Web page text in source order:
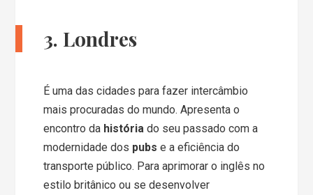
3. Londres
É uma das cidades para fazer intercâmbio
mais procuradas do mundo. Apresenta o
encontro da história do seu passado com a
modernidade dos pubs e a eficiência do
transporte público. Para aprimorar o inglês no
estilo britânico ou se desenvolver